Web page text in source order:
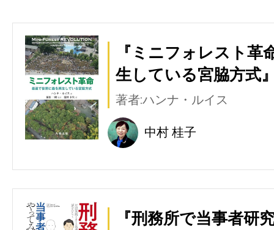
『ミニフォレスト革
生している宮脇方式
著者:ハンナ・ルイス
中村 桂子
『刑務所で当事者研